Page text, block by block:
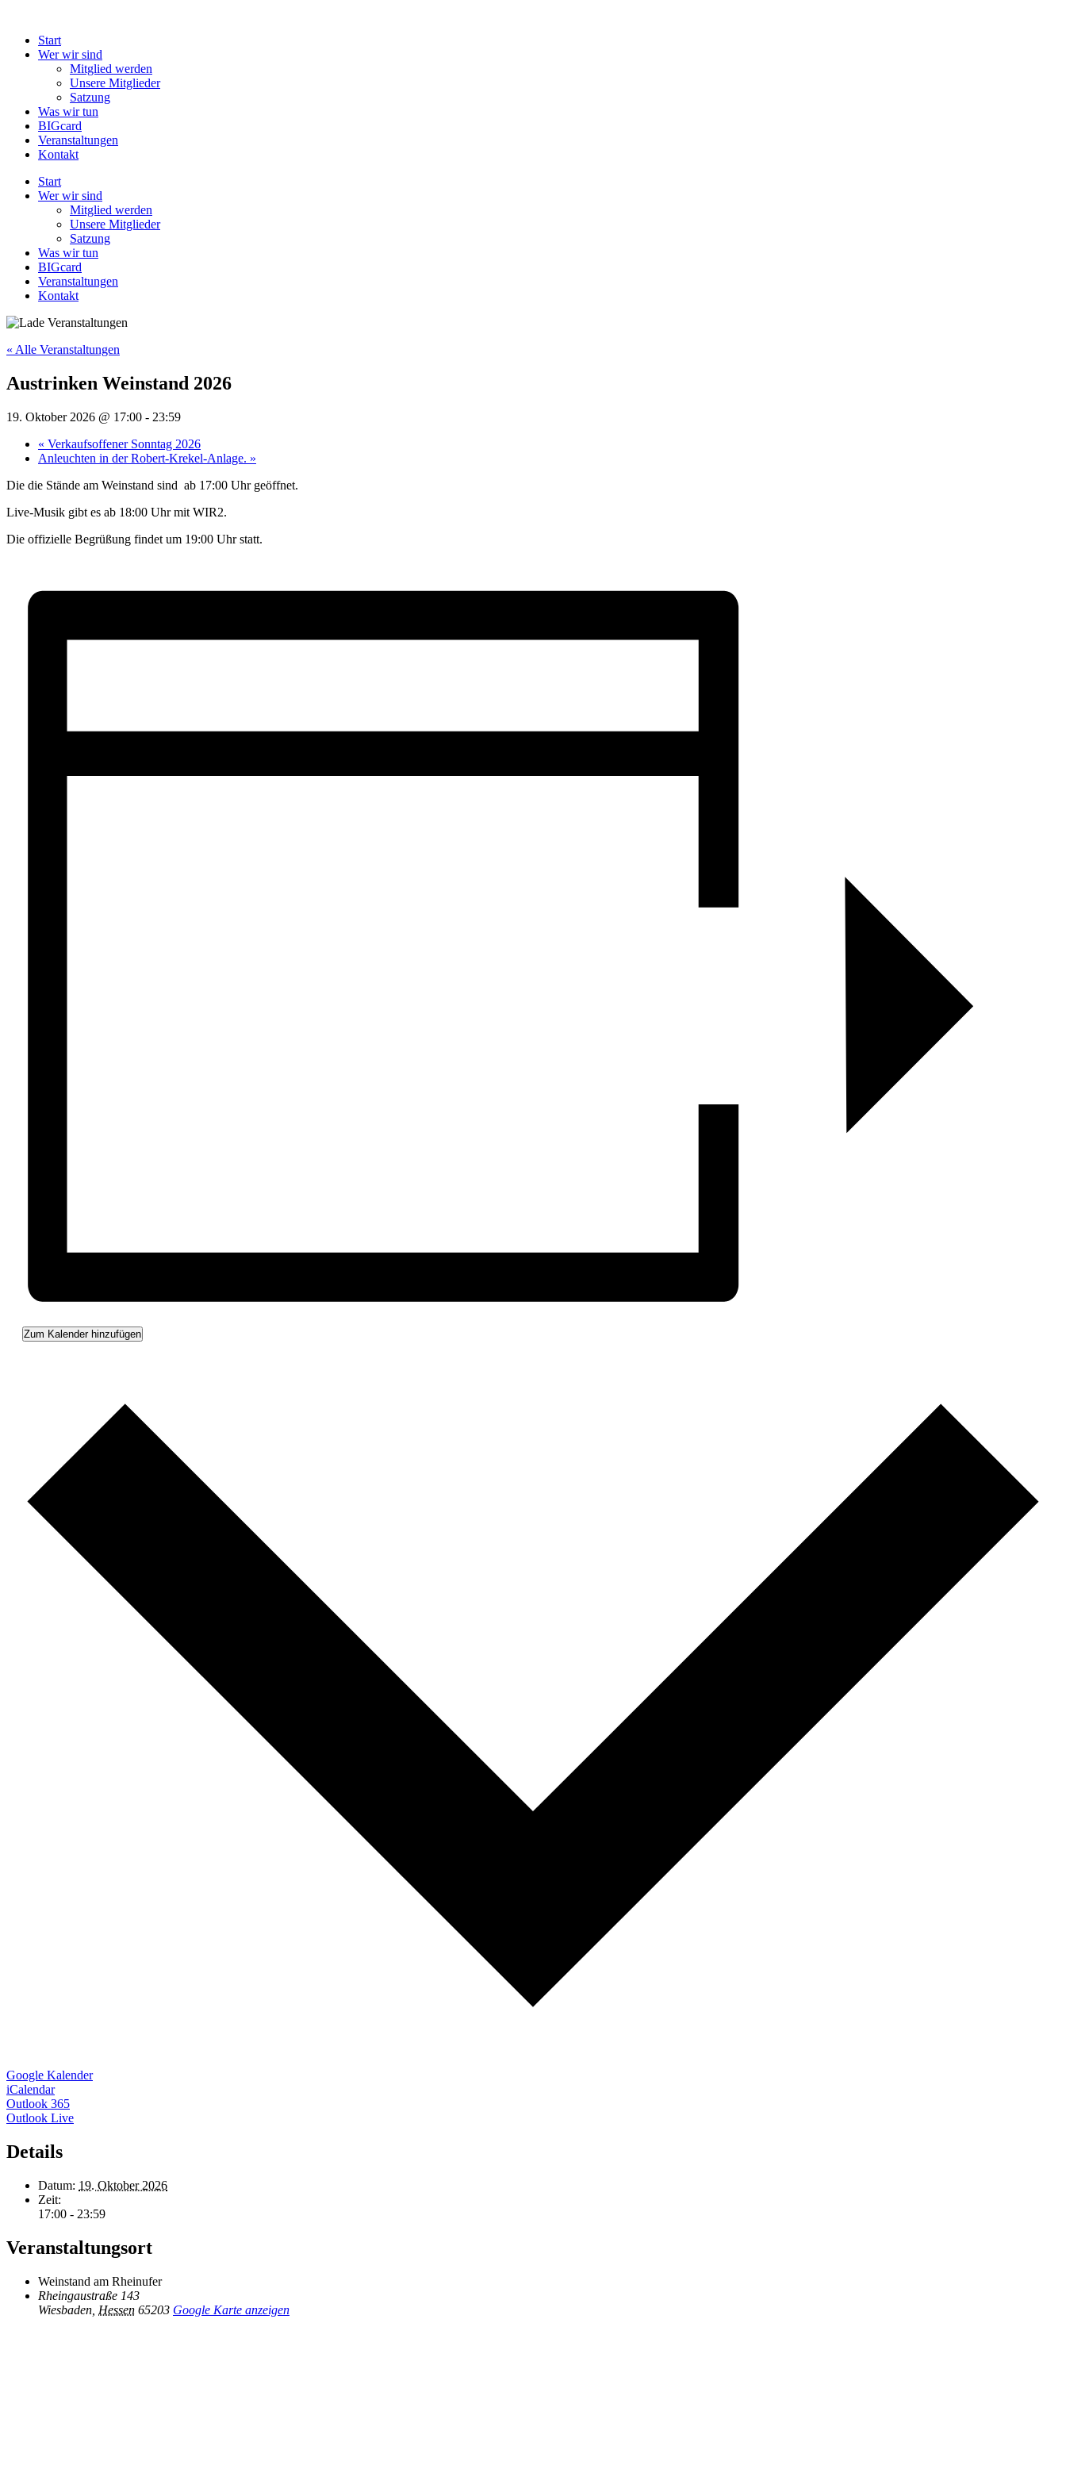
springenStart
Wer wir sind
Mitglied werden
Unsere Mitglieder
Satzung
Was wir tun
BIGcard
Veranstaltungen
Kontakt
Start
Wer wir sind
Mitglied werden
Unsere Mitglieder
Satzung
Was wir tun
BIGcard
Veranstaltungen
Kontakt
« Alle Veranstaltungen
Austrinken Weinstand 2026
19. Oktober 2026 @ 17:00 - 23:59
« Verkaufsoffener Sonntag 2026
Anleuchten in der Robert-Krekel-Anlage. »
Die die Stände am Weinstand sind ab 17:00 Uhr geöffnet.
Live-Musik gibt es ab 18:00 Uhr mit WIR2.
Die offizielle Begrüßung findet um 19:00 Uhr statt.
Zum Kalender hinzufügen
Google Kalender
iCalendar
Outlook 365
Outlook Live
Details
Datum: 19. Oktober 2026
Zeit:
17:00 - 23:59
Veranstaltungsort
Weinstand am Rheinufer
Rheingaustraße 143
Wiesbaden Hessen 65203 Google Karte anzeigen